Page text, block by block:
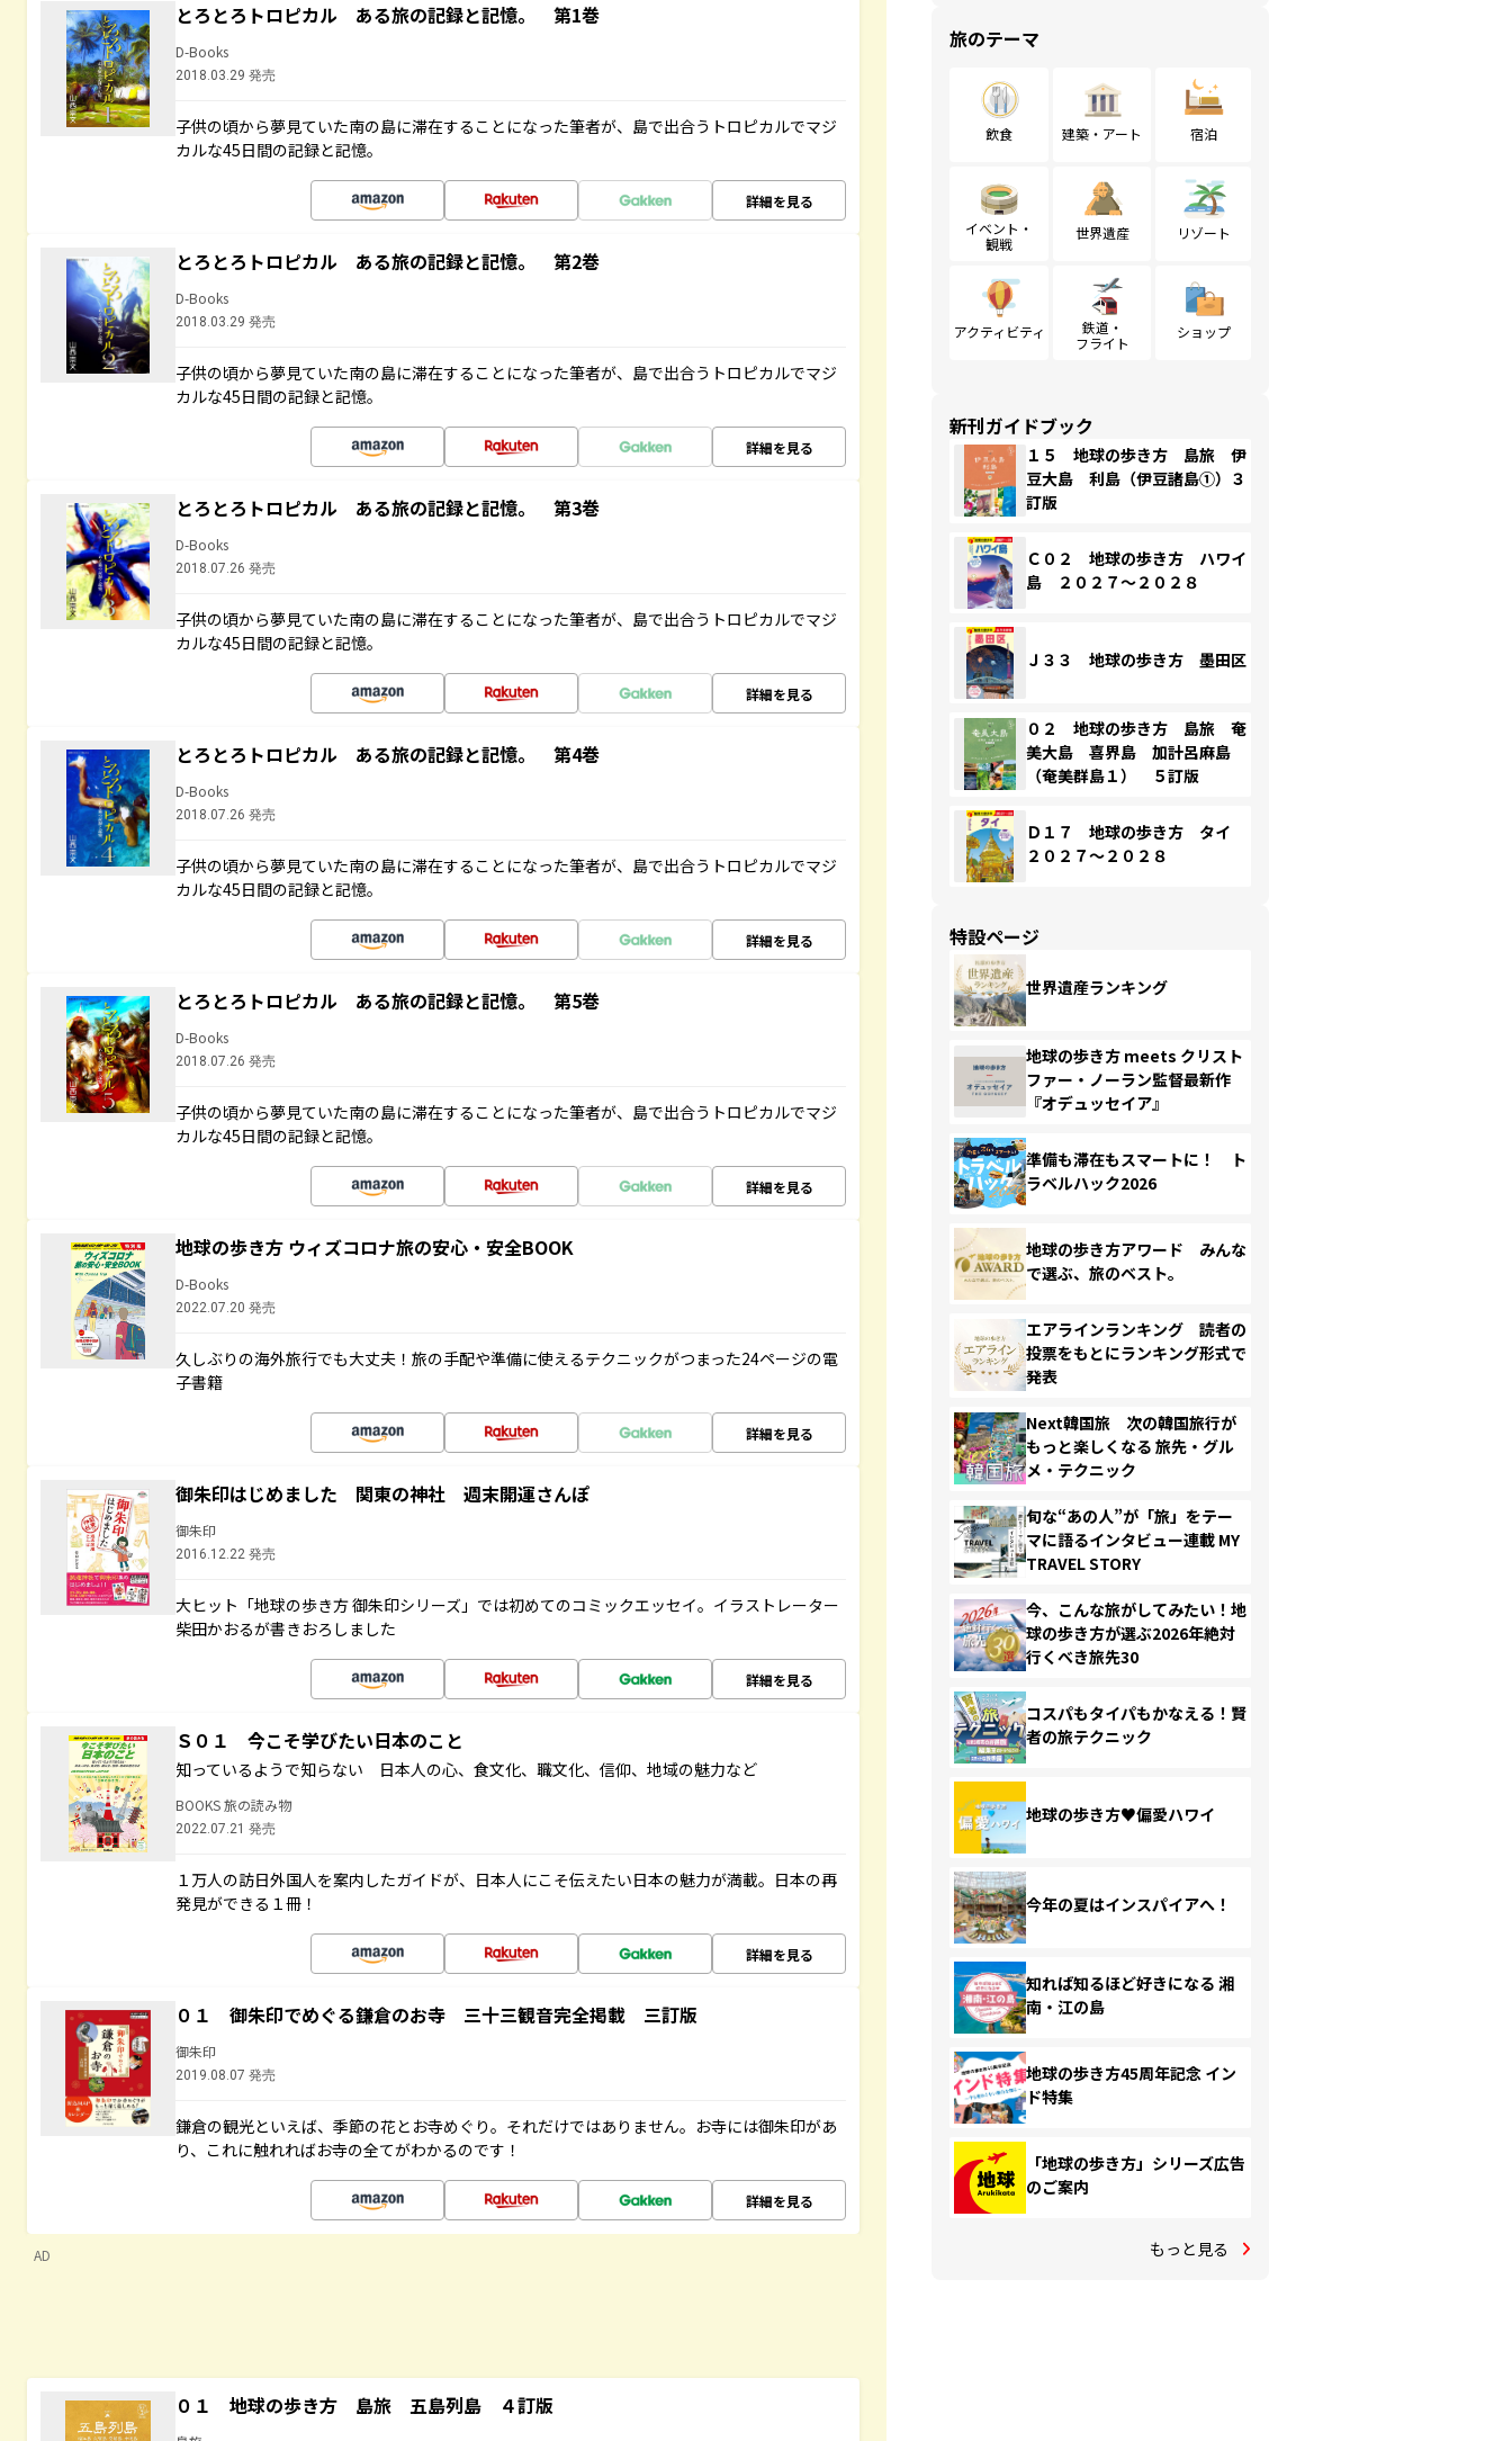
とろとろトロピカル ある旅の記録と記憶。 第1巻
D-Books
2018.03.29 発売
子供の頃から夢見ていた南の島に滞在することになった筆者が、島で出合うトロピカルでマジ
カルな45日間の記録と記憶。
詳細を見る
とろとろトロピカル ある旅の記録と記憶。 第2巻
D-Books
2018.03.29 発売
子供の頃から夢見ていた南の島に滞在することになった筆者が、島で出合うトロピカルでマジ
カルな45日間の記録と記憶。
詳細を見る
とろとろトロピカル ある旅の記録と記憶。 第3巻
D-Books
2018.07.26 発売
子供の頃から夢見ていた南の島に滞在することになった筆者が、島で出合うトロピカルでマジ
カルな45日間の記録と記憶。
詳細を見る
とろとろトロピカル ある旅の記録と記憶。 第4巻
D-Books
2018.07.26 発売
子供の頃から夢見ていた南の島に滞在することになった筆者が、島で出合うトロピカルでマジ
カルな45日間の記録と記憶。
詳細を見る
とろとろトロピカル ある旅の記録と記憶。 第5巻
D-Books
2018.07.26 発売
子供の頃から夢見ていた南の島に滞在することになった筆者が、島で出合うトロピカルでマジ
カルな45日間の記録と記憶。
詳細を見る
地球の歩き方 ウィズコロナ旅の安心・安全BOOK
D-Books
2022.07.20 発売
久しぶりの海外旅行でも大丈夫！旅の手配や準備に使えるテクニックがつまった24ページの電
子書籍
詳細を見る
御朱印はじめました 関東の神社 週末開運さんぽ
御朱印
2016.12.22 発売
大ヒット「地球の歩き方 御朱印シリーズ」では初めてのコミックエッセイ。イラストレーター
柴田かおるが書きおろしました
詳細を見る
Ｓ０１ 今こそ学びたい日本のこと
知っているようで知らない 日本人の心、食文化、職文化、信仰、地域の魅力など
BOOKS 旅の読み物
2022.07.21 発売
１万人の訪日外国人を案内したガイドが、日本人にこそ伝えたい日本の魅力が満載。日本の再
発見ができる１冊！
詳細を見る
０１ 御朱印でめぐる鎌倉のお寺 三十三観音完全掲載 三訂版
御朱印
2019.08.07 発売
鎌倉の観光といえば、季節の花とお寺めぐり。それだけではありません。お寺には御朱印があ
り、これに触れればお寺の全てがわかるのです！
詳細を見る
AD
０１ 地球の歩き方 島旅 五島列島 ４訂版
旅のテーマ
飲食 建築・アート 宿泊
イベント・
観戦
世界遺産 リゾート
アクティビティ
鉄道・
フライト
ショップ
新刊ガイドブック
１５ 地球の歩き方 島旅 伊
豆大島 利島（伊豆諸島①）３
訂版
Ｃ０２ 地球の歩き方 ハワイ
島 ２０２７～２０２８
Ｊ３３ 地球の歩き方 墨田区
０２ 地球の歩き方 島旅 奄
美大島 喜界島 加計呂麻島
（奄美群島１） ５訂版
Ｄ１７ 地球の歩き方 タイ
２０２７～２０２８
特設ページ
世界遺産ランキング
地球の歩き方 meets クリスト
ファー・ノーラン監督最新作
『オデュッセイア』
準備も滞在もスマートに！ ト
ラベルハック2026
地球の歩き方アワード みんな
で選ぶ、旅のベスト。
エアラインランキング 読者の
投票をもとにランキング形式で
発表
Next韓国旅 次の韓国旅行が
もっと楽しくなる 旅先・グル
メ・テクニック
旬な“あの人”が「旅」をテー
マに語るインタビュー連載 MY
TRAVEL STORY
今、こんな旅がしてみたい！地
球の歩き方が選ぶ2026年絶対
行くべき旅先30
コスパもタイパもかなえる！賢
者の旅テクニック
地球の歩き方♥偏愛ハワイ
今年の夏はインスパイアへ！
知れば知るほど好きになる 湘
南・江の島
地球の歩き方45周年記念 イン
ド特集
「地球の歩き方」シリーズ広告
のご案内
もっと見る